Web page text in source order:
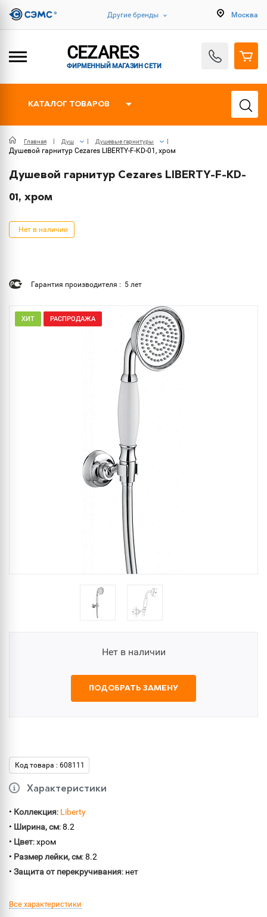
Другие бренды Москва
CEZARES
ФИРМЕННЫЙ МАГАЗИН СЕТИ
КАТАЛОГ ТОВАРОВ
Главная Душ Душевые гарнитуры
Душевой гарнитур Cezares LIBERTY-F-KD-01, хром
Душевой гарнитур Cezares LIBERTY-F-KD-
01, хром
Нет в наличии
Гарантия производителя : 5 лет
ХИТ РАСПРОДАЖА
Нет в наличии
ПОДОБРАТЬ ЗАМЕНУ
Код товара : 608111
Характеристики
• Коллекция: Liberty
• Ширина, см: 8.2
• Цвет: хром
• Размер лейки, см: 8.2
• Защита от перекручивания: нет
Все характеристики